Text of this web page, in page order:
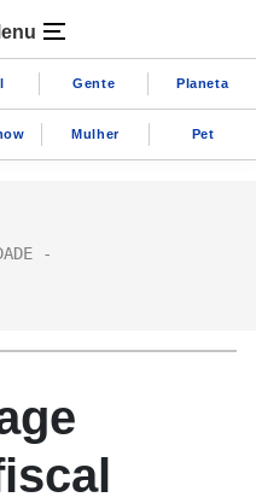
Gente Planeta
Mulher Pet